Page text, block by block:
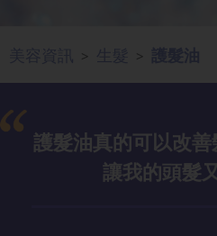
> >
護髮油真的可 以改
讓我的頭髮